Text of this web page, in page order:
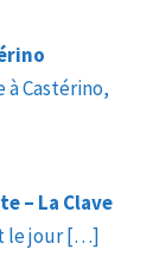
Castérino,
– La Clave
le jour[…]